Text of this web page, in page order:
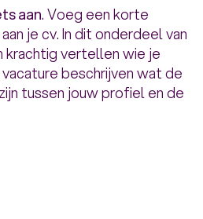
aan. Voeg een korte
je cv. In dit onderdeel van
krachtig vertellen wie je
beschrijven wat de
tussen jouw profiel en de